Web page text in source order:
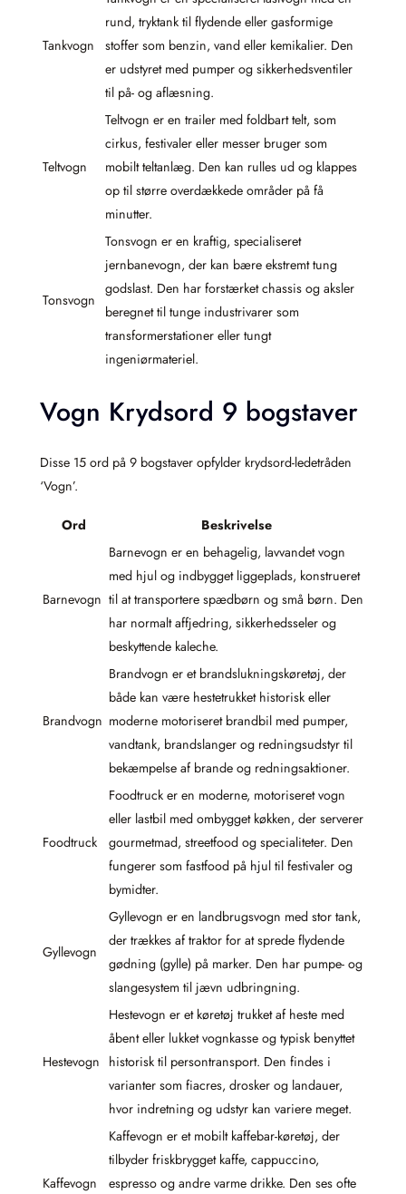
Tankvogn
rund, tryktank til flydende eller gasformige
stoffer som benzin, vand eller kemikalier. Den
er udstyret med pumper og sikkerhedsventiler
til på- og aflæsning.
Teltvogn
Teltvogn er en trailer med foldbart telt, som
cirkus, festivaler eller messer bruger som
mobilt teltanlæg. Den kan rulles ud og klappes
op til større overdækkede områder på få
minutter.
Tonsvogn
Tonsvogn er en kraftig, specialiseret
jernbanevogn, der kan bære ekstremt tung
godslast. Den har forstærket chassis og aksler
beregnet til tunge industrivarer som
transformerstationer eller tungt
ingeniørmateriel.
Vogn Krydsord 9 bogstaver
Disse 15 ord på 9 bogstaver opfylder krydsord-ledetråden
‘Vogn’.
Ord Beskrivelse
Barnevogn
Barnevogn er en behagelig, lavvandet vogn
med hjul og indbygget liggeplads, konstrueret
til at transportere spædbørn og små børn. Den
har normalt affjedring, sikkerhedsseler og
beskyttende kaleche.
Brandvogn
Brandvogn er et brandslukningskøretøj, der
både kan være hestetrukket historisk eller
moderne motoriseret brandbil med pumper,
vandtank, brandslanger og redningsudstyr til
bekæmpelse af brande og redningsaktioner.
Foodtruck
Foodtruck er en moderne, motoriseret vogn
eller lastbil med ombygget køkken, der serverer
gourmetmad, streetfood og specialiteter. Den
fungerer som fastfood på hjul til festivaler og
bymidter.
Gyllevogn
Gyllevogn er en landbrugsvogn med stor tank,
der trækkes af traktor for at sprede flydende
gødning (gylle) på marker. Den har pumpe- og
slangesystem til jævn udbringning.
Hestevogn
Hestevogn er et køretøj trukket af heste med
åbent eller lukket vognkasse og typisk benyttet
historisk til persontransport. Den findes i
varianter som fiacres, drosker og landauer,
hvor indretning og udstyr kan variere meget.
Kaffevogn
Kaffevogn er et mobilt kaffebar-køretøj, der
tilbyder friskbrygget kaffe, cappuccino,
espresso og andre varme drikke. Den ses ofte